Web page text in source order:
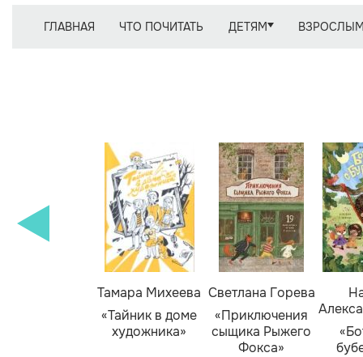
ГЛАВНАЯ ЧТО ПОЧИТАТЬ ДЕТЯМ
Тамара Михеева
«Тайник в доме
художника»
Светлана Горева
«Приключения
сыщика Рыжего
Фокса»